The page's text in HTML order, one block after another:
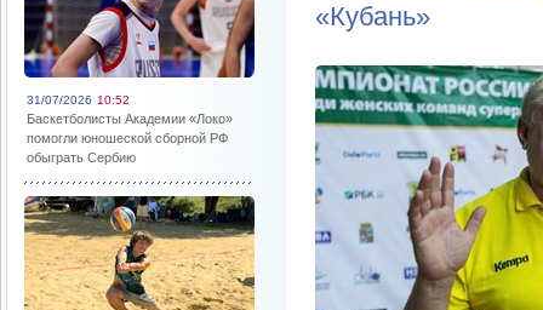
31/07/2026 10:52
Баскетболисты Академии «Локо»
помогли юношеской сборной РФ
обыграть Сербию
«Кубань»